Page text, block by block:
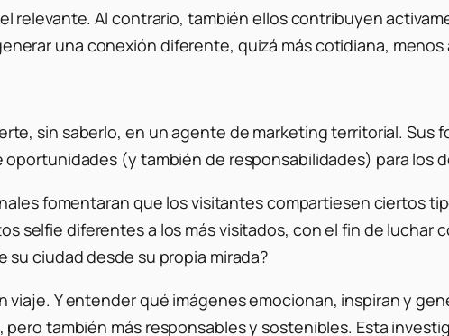
relevante. Al contrario, también ellos contribuyen
una conexión diferente, quizá más cotidiana, menos
sin saberlo, en un agente de marketingterritorial. Sus
(y también de responsabilidades) para los
fomentaran que los visitantes compartiesen ciertos
selfie diferentes a los más visitados, con el fin de luchar
su ciudad desde su propia mirada?
Y entender qué imágenes emocionan, inspiran y
también más responsables y sostenibles. Esta